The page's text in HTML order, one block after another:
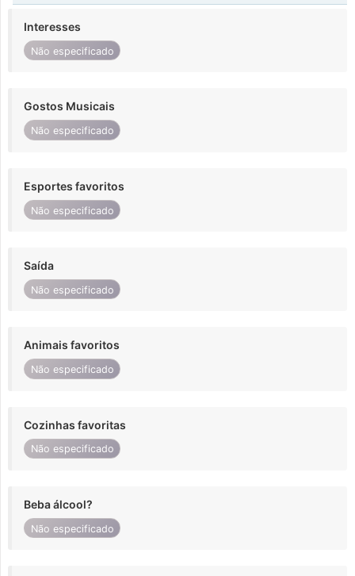
Interesses
Não especificado
Gostos Musicais
Não especificado
Esportes favoritos
Não especificado
Saída
Não especificado
Animais favoritos
Não especificado
Cozinhas favoritas
Não especificado
Beba álcool?
Não especificado